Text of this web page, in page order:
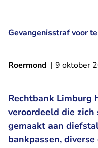
Gevangenisstraf voor
Roermond | 9 oktober
Rechtbank Limburg
veroordeeld die
gemaakt aan
bankpassen,